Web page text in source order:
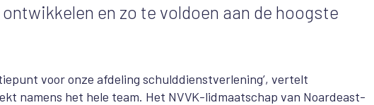
en zo te voldoen aan de hoogste
voor onze afdeling schulddienstverlening’, vertelt
namens het hele team. Het NVVK-lidmaatschap van Noardeast-